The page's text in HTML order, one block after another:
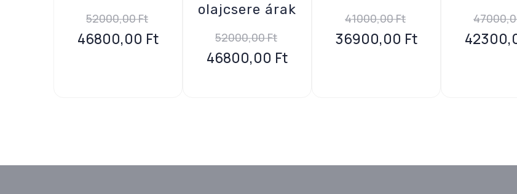
52000,00Ft
46800,00 Ft
olajcsere árak
52000,00Ft
46800,00 Ft
41000,00Ft
36900,00 Ft